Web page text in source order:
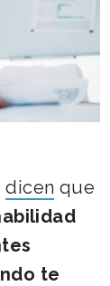
dicen que
te